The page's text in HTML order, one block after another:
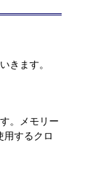
きます。
。メモリー
用するクロ